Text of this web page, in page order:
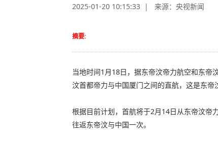
2025-01-20 10:15:33 | 来源： 央视新闻
摘要:
当地时间1月18日，据东帝汶帝力航空和东
汶首都帝力与中国厦门之间的直航，这是东帝
根据目前计划，首航将于2月14日从东帝汶帝
往返东帝汶与中国一次。